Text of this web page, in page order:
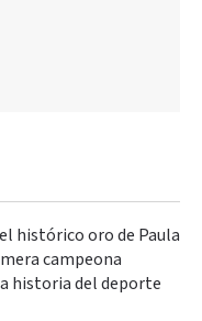
histórico oro de Paula
campeona
historia del deporte